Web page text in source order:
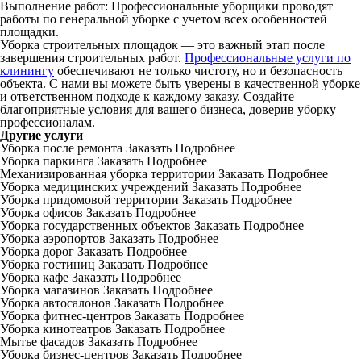
Выполнение работ: Профессиональные уборщики проводят
работы по генеральной уборке с учетом всех особенностей
площадки.
Уборка строительных площадок — это важный этап после
завершения строительных работ. Профессиональные услуги по
клинингу обеспечивают не только чистоту, но и безопасность
объекта. С нами вы можете быть уверены в качественной уборке
и ответственном подходе к каждому заказу. Создайте
благоприятные условия для вашего бизнеса, доверив уборку
профессионалам.
Другие услуги
Уборка после ремонта Заказать Подробнее
Уборка паркинга Заказать Подробнее
Механизированная уборка территории Заказать Подробнее
Уборка медицинских учреждений Заказать Подробнее
Уборка придомовой территории Заказать Подробнее
Уборка офисов Заказать Подробнее
Уборка государственных объектов Заказать Подробнее
Уборка аэропортов Заказать Подробнее
Уборка дорог Заказать Подробнее
Уборка гостиниц Заказать Подробнее
Уборка кафе Заказать Подробнее
Уборка магазинов Заказать Подробнее
Уборка автосалонов Заказать Подробнее
Уборка фитнес-центров Заказать Подробнее
Уборка кинотеатров Заказать Подробнее
Мытье фасадов Заказать Подробнее
Уборка бизнес-центров Заказать Подробнее